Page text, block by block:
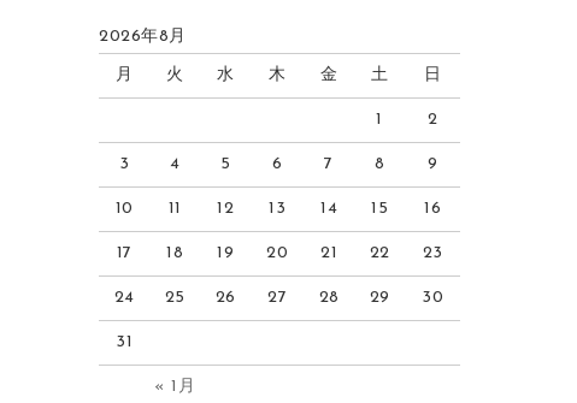
2026年8月
月 火 水 木 金 土 日
« 1月
1 2
3 4 5 6 7 8 9
10 11 12 13 14 15 16
17 18 19 20 21 22 23
24 25 26 27 28 29 30
31